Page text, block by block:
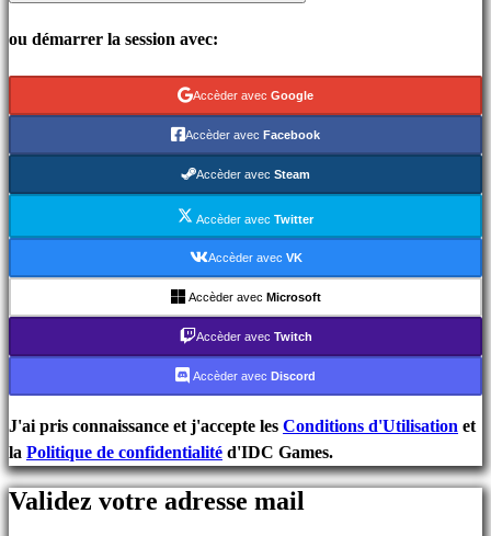
combat
Événements
Actualités
Forums
IDC
Plays
IDC
Gifts
ou démarrer la session avec:
Accèder avec Google
Accèder avec Facebook
Accèder avec Steam
Accèder avecTwitter
Accèder avec VK
Accèder avec Microsoft
Accèder avec Twitch
Accèder avec Discord
J'ai pris connaissance et j'accepte les Conditions d'Utilisation et
la Politique de confidentialité d'IDC Games.
Validez votre adresse mail